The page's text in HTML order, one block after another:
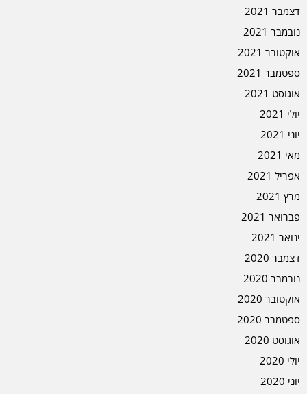
דצמבר 2021
נובמבר 2021
אוקטובר 2021
ספטמבר 2021
אוגוסט 2021
יולי 2021
יוני 2021
מאי 2021
אפריל 2021
מרץ 2021
פברואר 2021
ינואר 2021
דצמבר 2020
נובמבר 2020
אוקטובר 2020
ספטמבר 2020
אוגוסט 2020
יולי 2020
יוני 2020